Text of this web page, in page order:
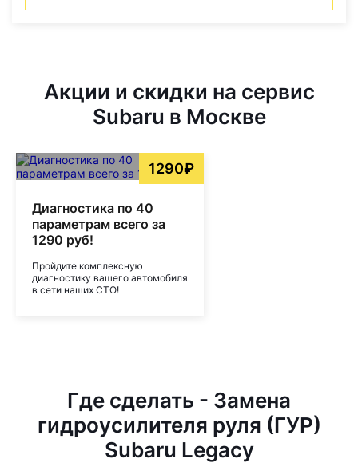
Акции и скидки на сервис
Subaru в Москве
1290₽
Диагностика по 40
параметрам всего за
1290 руб!
Пройдите комплексную
диагностику вашего автомобиля
в сети наших СТО!
Где сделать - Замена
гидроусилителя руля (ГУР)
Subaru Legacy